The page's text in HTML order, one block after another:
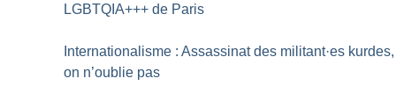
LGBTQIA+++ de Paris
Internationalisme : Assassinat des militant·es kurdes,
on n’oublie pas